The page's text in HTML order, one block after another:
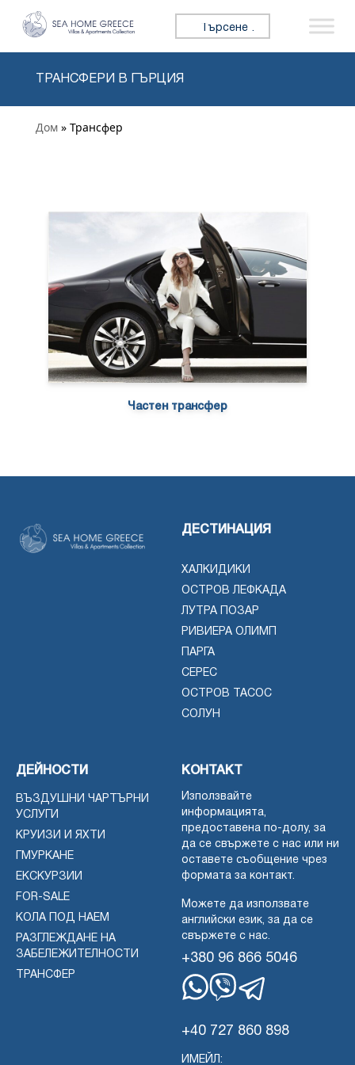
Премини към съдържанието
Търсене за:
ТРАНСФЕРИ В ГЪРЦИЯ
Дом » Трансфер
Частен трансфер
ДЕСТИНАЦИЯ
ХАЛКИДИКИ
ОСТРОВ ЛЕФКАДА
ЛУТРА ПОЗАР
РИВИЕРА ОЛИМП
ПАРГА
СЕРЕС
ОСТРОВ ТАСОС
СОЛУН
ДЕЙНОСТИ
ВЪЗДУШНИ ЧАРТЪРНИ
УСЛУГИ
КРУИЗИ И ЯХТИ
ГМУРКАНЕ
ЕКСКУРЗИИ
FOR-SALE
КОЛА ПОД НАЕМ
РАЗГЛЕЖДАНЕ НА
ЗАБЕЛЕЖИТЕЛНОСТИ
ТРАНСФЕР
КОНТАКТ
Използвайте
информацията,
предоставена по-долу, за
да се свържете с нас или ни
оставете съобщение чрез
формата за контакт.
Можете да използвате
английски език, за да се
свържете с нас.
+380 96 866 5046
+40 727 860 898
ИМЕЙЛ: